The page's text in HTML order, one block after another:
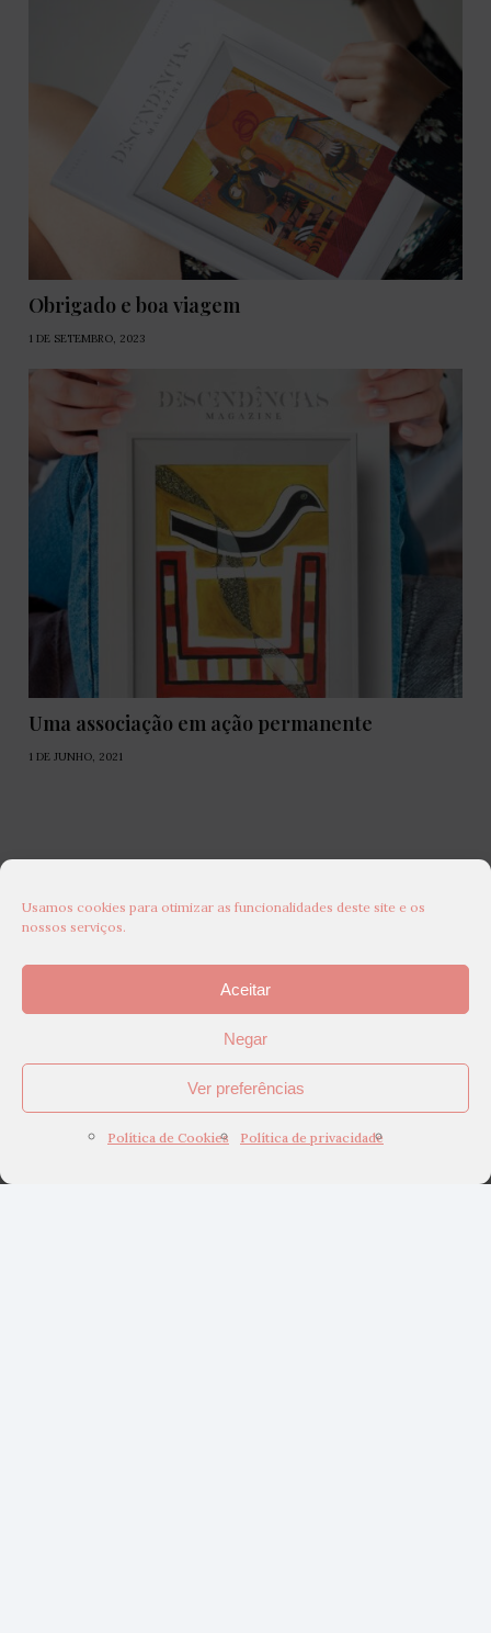
Usamos cookies para otimizar as funcionalidades deste site e os
nossos serviços.
Aceitar
Negar
Ver preferências
Política de Cookies Política de privacidade
Obrigado e boa viagem
1 DE SETEMBRO, 2023
Uma associação em ação permanente
1 DE JUNHO, 2021